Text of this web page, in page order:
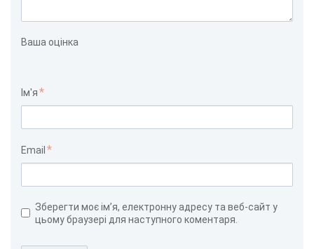
Ваша оцінка
Ім'я
Email
Зберегти моє ім’я, електронну адресу та веб-сайт у
цьому браузері для наступного коментаря.